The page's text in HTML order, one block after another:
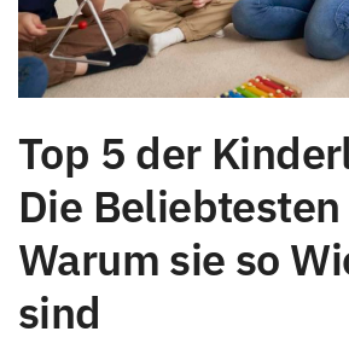
Top 5 der
Die
Warum sie so
sind